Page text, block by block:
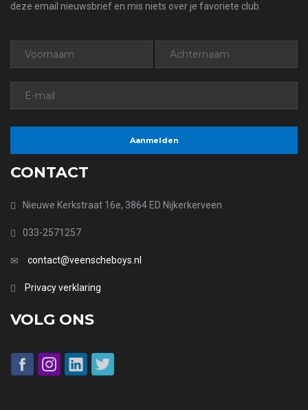
deze email nieuwsbrief en mis niets over je favoriete club.
CONTACT
Nieuwe Kerkstraat 16e, 3864 ED Nijkerkerveen
033-2571257
contact@veenscheboys.nl
Privacy verklaring
VOLG ONS